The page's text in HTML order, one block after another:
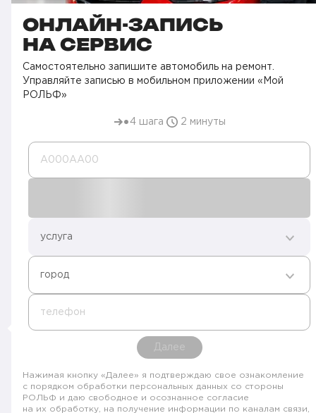
ОНЛАЙН-ЗАПИСЬ
НА СЕРВИС
Самостоятельно запишите автомобиль на ремонт.
Управляйте записью в мобильном приложении «Мой
РОЛЬФ»
4 шага 2 минуты
А000AA00
услуга
город
телефон
Далее
Нажимая кнопку «Далее» я подтверждаю свое ознакомление
с порядком обработки персональных данных со стороны
РОЛЬФ и даю свободное и осознанное согласие
на их обработку, на получение информации по каналам связи,